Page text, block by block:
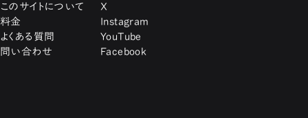
このサイトについて
料金
よくある質問
問い合わせ
X
Instagram
YouTube
Facebook